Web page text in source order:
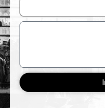
Messaggio